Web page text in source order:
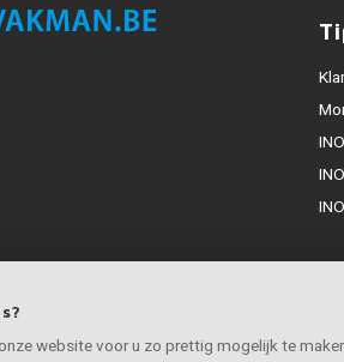
website voor u zo prettig mogelijk te